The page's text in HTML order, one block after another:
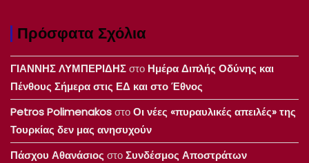
Πρόσφατα Σχόλια
ΓΙΑΝΝΗΣ ΛΥΜΠΕΡΙΔΗΣστο Ημέρα Διπλής Οδύνης και
Πένθους Σήμερα στις ΕΔ και στο Έθνος
Petros PolimenakosστοΟι νέες «πυραυλικές απειλές» της
Τουρκίας δεν μας ανησυχούν
Πάσχου Αθανάσιος στοΣυνδέσμος Αποστράτων